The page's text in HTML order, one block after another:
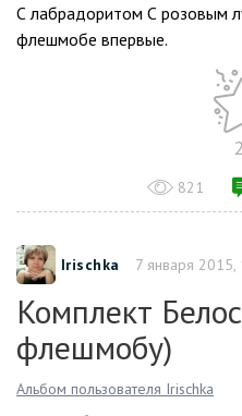
С лабрадоритом С розовым
флeшмобе впервые.
821
Irischka 7 января 2015,
Комплект
флешмобу)
Альбом пользователя Irischka